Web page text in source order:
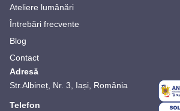
Ateliere lumânări
Întrebări frecvente
Blog
Contact
Adresă
Str.Albineț, Nr. 3, Iași, România
Telefon